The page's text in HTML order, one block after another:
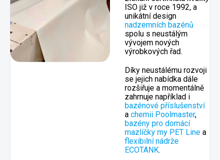
ISO již v roce 1992, a
unikátní design
nadzemních bazénů
spolu s neustálým
vývojem nových
výrobkových řad.
Díky neustálému rozvoji
se jejich nabídka dále
rozšiřuje a momentálně
zahrnuje například i
bazénové příslušenství
a chemii Poolmaster,
bazény pro domácí
mazlíčky my PET Line a
flexibilní nádrže
ECOTANK.